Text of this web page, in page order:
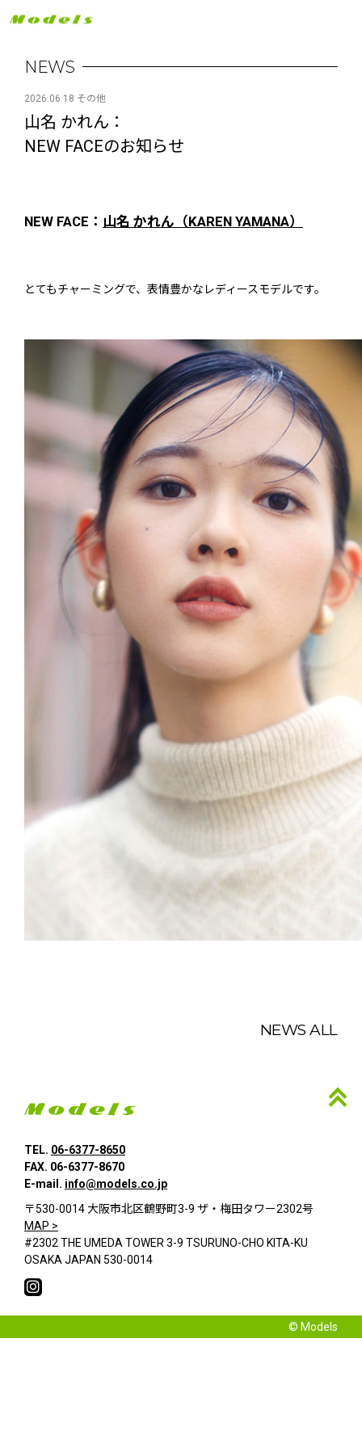
NEWS
2026.06.18 その他
山名 かれん：
NEW FACEのお知らせ
NEW FACE： 山名 かれん（KAREN YAMANA）
とてもチャーミングで、表情豊かなレディースモデルです。
NEWS ALL
TEL. 06-6377-8650
FAX. 06-6377-8670
E-mail. info@models.co.jp
〒530-0014 大阪市北区鶴野町3-9 ザ・梅田タワー2302号
MAP >
#2302 THE UMEDA TOWER 3-9 TSURUNO-CHO KITA-KU
OSAKA JAPAN 530-0014
© Models